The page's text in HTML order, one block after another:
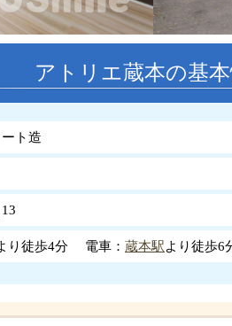
アトリエ蔵本の基
ト造
り徒歩4分 電車： 蔵本駅より徒歩6